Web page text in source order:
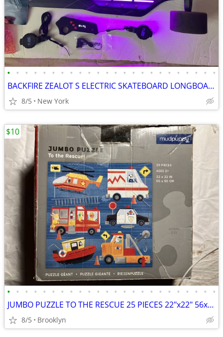
• • • • • • • • • • • • • • • • • • • • • • • •
BACKFIRE ZEALOT S ELECTRIC SKATEBOARD LONGBOARD HOVERBOARD NEW BATTERY
8/5 New York
• • • • • • • • • • • • • • • • • • • • • • • •
JUMBO PUZZLE TO THE RESCUE 25 PIECES 22"x22" 56x56CM MUDPUPPY COPTER P
8/5 Brooklyn
$10